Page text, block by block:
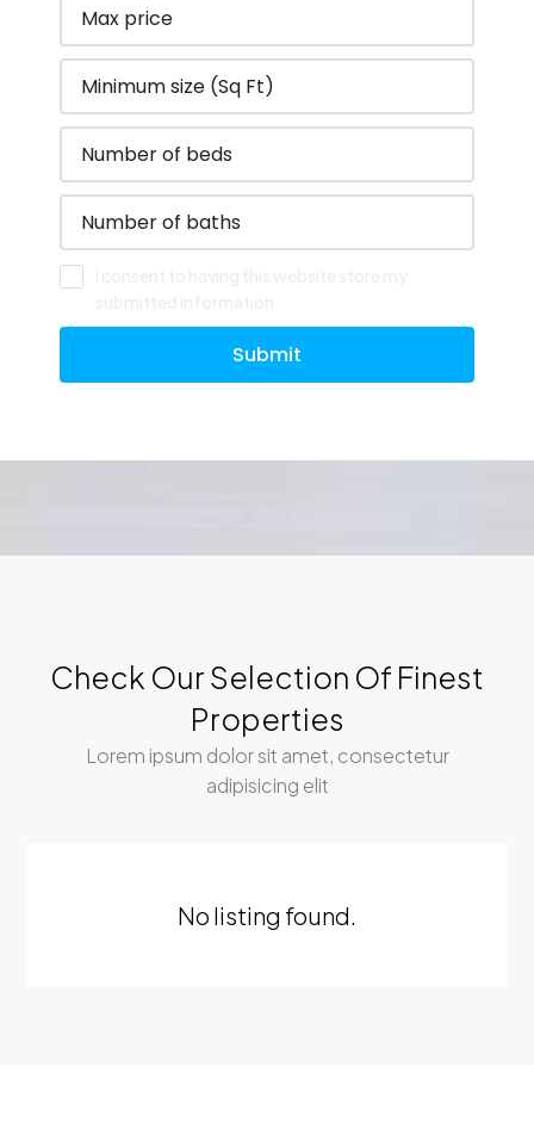
Submit
Check Our Selection Of Finest
Properties
Lorem ipsum dolor sit amet, consectetur
adipisicing elit
No listing found.